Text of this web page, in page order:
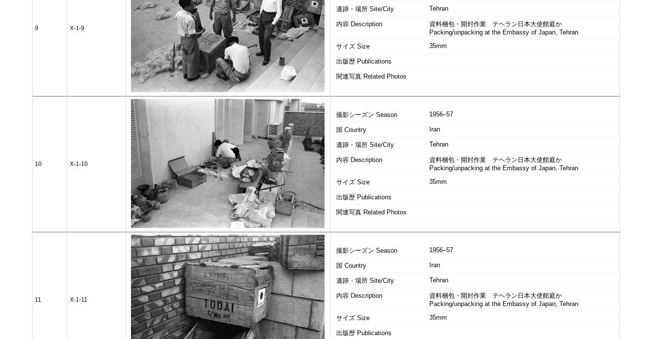
9 X-1-9
遺跡・場所 Site/City Tehran
内容 Description
資料梱包・開封作業 テヘラン日本大使館庭か
Packing/unpacking at the Embassy of Japan, Tehran
サイズ Size
35mm
出版歴 Publications
関連写真 Related Photos
10 X-1-10
撮影シーズン Season 1956–57
国 Country Iran
遺跡・場所 Site/City Tehran
内容 Description
資料梱包・開封作業 テヘラン日本大使館庭か
Packing/unpacking at the Embassy of Japan, Tehran
サイズ Size
35mm
出版歴 Publications
関連写真 Related Photos
11 X-1-11
撮影シーズン Season 1956–57
国 Country Iran
遺跡・場所 Site/City Tehran
内容 Description
資料梱包・開封作業 テヘラン日本大使館庭か
Packing/unpacking at the Embassy of Japan, Tehran
サイズ Size
35mm
出版歴 Publications